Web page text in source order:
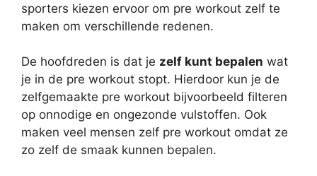
sporters kiezen ervoor om pre workout zelf te
maken om verschillende redenen.
De hoofdreden is dat je zelf kunt bepalen wat
je in de pre workout stopt. Hierdoor kun je de
zelfgemaakte pre workout bijvoorbeeld filteren
op onnodige en ongezonde vulstoffen. Ook
maken veel mensen zelf pre workout omdat ze
zo zelf de smaak kunnen bepalen.